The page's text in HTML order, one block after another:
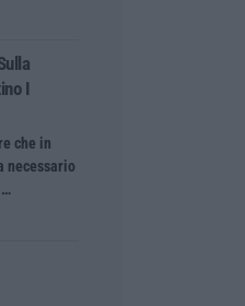
I
che in
necessario